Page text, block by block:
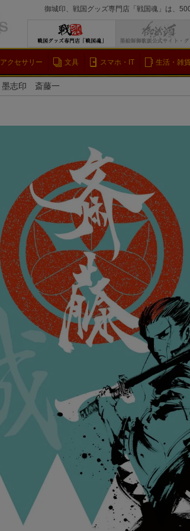
御城印、戦国グッズ専門店「戦国魂」は、
検索
アクセサリー 文具 スマホ・IT 生活・雑
墨志印 斎藤一